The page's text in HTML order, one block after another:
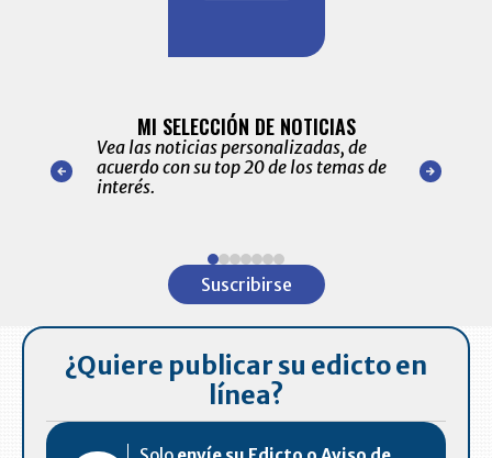
nuestro
para
MI SELECCIÓN DE NOTICIAS
Vea las noticias personalizadas, de
acuerdo con su top 20 de los temas de
interés.
de las
Suscribirse
¿Quiere publicar su edicto en
línea?